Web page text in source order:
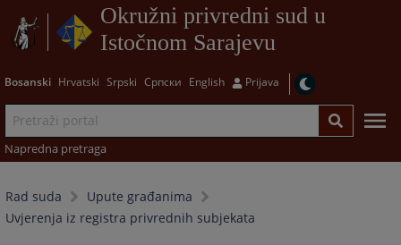
Okružni privredni sud u
Istočnom Sarajevu
Bosanski Hrvatski Srpski Српски English Prijava
Napredna pretraga
Rad suda
Upute građanima
Uvjerenja iz registra privrednih subjekata